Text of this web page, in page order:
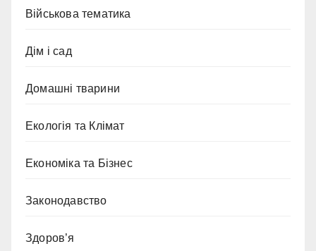
Військова тематика
Дім і сад
Домашні тварини
Екологія та Клімат
Економіка та Бізнес
Законодавство
Здоров’я